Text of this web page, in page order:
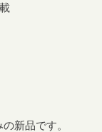
新品です。